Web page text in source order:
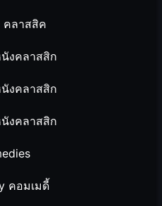
คลาสสิค
งคลาสสิก
งคลาสสิก
งคลาสสิก
คอมเมดี้